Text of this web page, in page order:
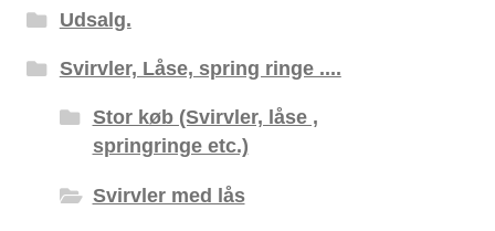
Udsalg.
Svirvler, Låse, spring ringe ....
Stor køb (Svirvler, låse ,
springringe etc.)
Svirvler med lås